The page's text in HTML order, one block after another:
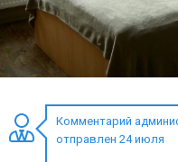
Комментарий
отправлен 24 июля
Развлечения
Календарь